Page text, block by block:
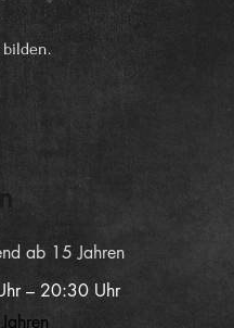
bilden.
ab 15 Jahren
– 20:30 Uhr